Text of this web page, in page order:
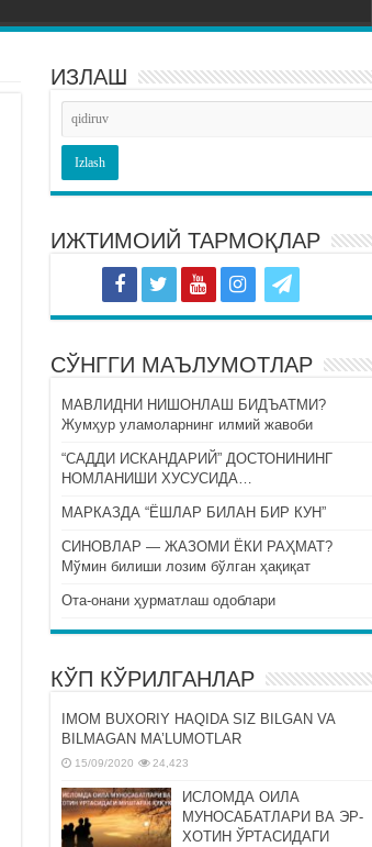
ИЗЛАШ
ИЖТИМОИЙ ТАРМОҚЛАР
СЎНГГИ МАЪЛУМОТЛАР
МАВЛИДНИ НИШОНЛАШ БИДЪАТМИ?
Жумҳур уламоларнинг илмий жавоби
“САДДИ ИСКАНДАРИЙ” ДОСТОНИНИНГ
НОМЛАНИШИ ХУСУСИДА…
МАРКАЗДА “ЁШЛАР БИЛАН БИР КУН”
СИНОВЛАР — ЖАЗОМИ ЁКИ РАҲМАТ?
Мўмин билиши лозим бўлган ҳақиқат
Ота-онани ҳурматлаш одоблари
КЎП КЎРИЛГАНЛАР
IMOM BUXORIY HAQIDA SIZ BILGAN VA
BILMAGAN MA’LUMOTLAR
15/09/2020 24,423
ИСЛОМДА ОИЛА
МУНОСАБАТЛАРИ ВА ЭР-
ХОТИН ЎРТАСИДАГИ